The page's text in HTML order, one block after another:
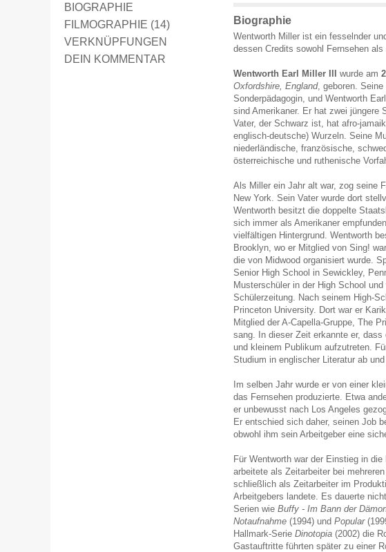
BIOGRAPHIE
FILMOGRAPHIE (14)
VERKNÜPFUNGEN
DEIN KOMMENTAR
Biographie
Wentworth Miller ist ein fesselnder
dessen Credits sowohl Fernsehen
Wentworth Earl Miller III wurde am
Oxfordshire, England, geboren.
Sonderpädagogin, und Wentworth
sind Amerikaner. Er hat zwei jüngere
Vater, der Schwarz ist, hat afro-
englisch-deutsche) Wurzeln. Seine
niederländische, französische,
österreichische und ruthenische
Als Miller ein Jahr alt war, zog seine
New York. Sein Vater wurde dort
Wentworth besitzt die doppelte
sich immer als Amerikaner
vielfältigen Hintergrund. Wentworth
Brooklyn, wo er Mitglied von Sing!
die von Midwood organisiert wurde.
Senior High School in Sewickley,
Musterschüler in der High School
Schülerzeitung. Nach seinem High-
Princeton University. Dort war er
Mitglied der A-Capella-Gruppe, The
sang. In dieser Zeit erkannte er,
und kleinem Publikum aufzutreten.
Studium in englischer Literatur ab
Im selben Jahr wurde er von einer
das Fernsehen produzierte. Etwa
er unbewusst nach Los Angeles
Er entschied sich daher, seinen Job
obwohl ihm sein Arbeitgeber eine
Für Wentworth war der Einstieg in
arbeitete als Zeitarbeiter bei
schließlich als Zeitarbeiter im
Arbeitgebers landete. Es dauerte
Serien wie Buffy - Im Bann der
Notaufnahme (1994) und Popular
Hallmark-Serie Dinotopia (2002) die
Gastauftritte führten später zu einer